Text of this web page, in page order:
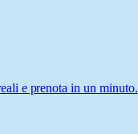
e prenota in un minuto.